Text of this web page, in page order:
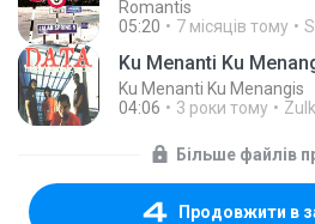
Romantis
05:20
7 місяців тому
Ku Menanti Ku
Ku Menanti Ku Menangis
04:06
3 роки тому
Більше файлів
Продовжити в